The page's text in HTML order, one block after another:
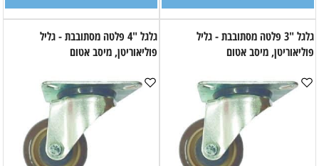
גלגל "3 פלטה מסתובבת - גליל
פוליאוריטן, מיסב אטום
גלגל "4 פלטה מסתובבת - גליל
פוליאוריטן, מיסב אטום